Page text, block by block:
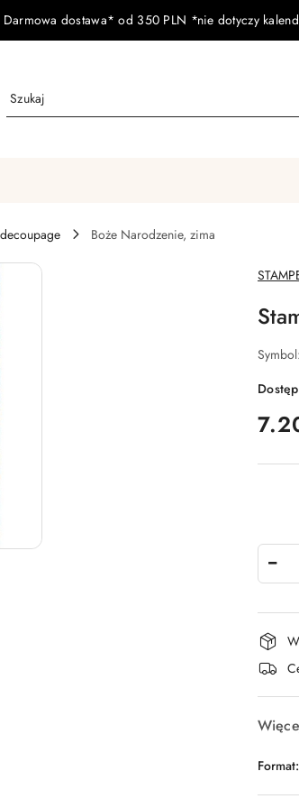
Darmowa dostawa* od 350 PLN *nie dotyczy
Boże Narodzenie, zima
Symbol:
i
Format: